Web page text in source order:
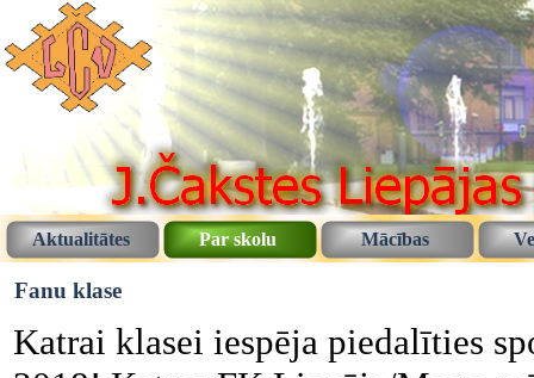
Aktualitātes Par skolu Mācības
Fanu klase
Katrai klasei iespēja piedalīties